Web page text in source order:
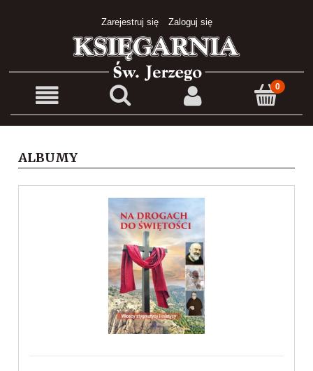
Zarejestruj się Zaloguj się
ALBUMY